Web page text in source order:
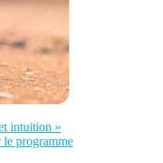
intuition »
programme